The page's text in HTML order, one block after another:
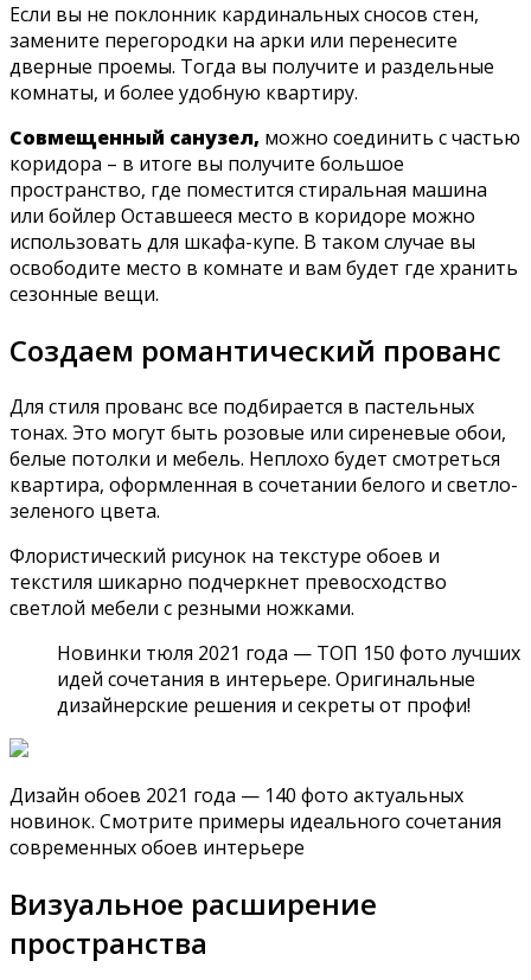
Если вы не поклонник кардинальных сносов стен,
замените перегородки на арки или перенесите
дверные проемы. Тогда вы получите и раздельные
комнаты, и более удобную квартиру.
Совмещенный санузел, можно соединить с частью
коридора – в итоге вы получите большое
пространство, где поместится стиральная машина
или бойлер Оставшееся место в коридоре можно
использовать для шкафа-купе. В таком случае вы
освободите место в комнате и вам будет где хранить
сезонные вещи.
Создаем романтический прованс
Для стиля прованс все подбирается в пастельных
тонах. Это могут быть розовые или сиреневые обои,
белые потолки и мебель. Неплохо будет смотреться
квартира, оформленная в сочетании белого и светло-
зеленого цвета.
Флористический рисунок на текстуре обоев и
текстиля шикарно подчеркнет превосходство
светлой мебели с резными ножками.
Новинки тюля 2021 года — ТОП 150 фото лучших
идей сочетания в интерьере. Оригинальные
дизайнерские решения и секреты от профи!
Дизайн обоев 2021 года — 140 фото актуальных
новинок. Смотрите примеры идеального сочетания
современных обоев интерьере
Визуальное расширение
пространства